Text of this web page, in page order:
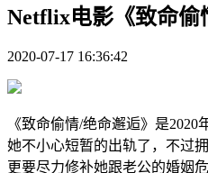
Netflix电影《致命偷
2020-07-17 16:36:42
《致命偷情/绝命邂逅》是
她不小心短暂的出轨了，不过
更要尽力修补她跟老公的婚姻危